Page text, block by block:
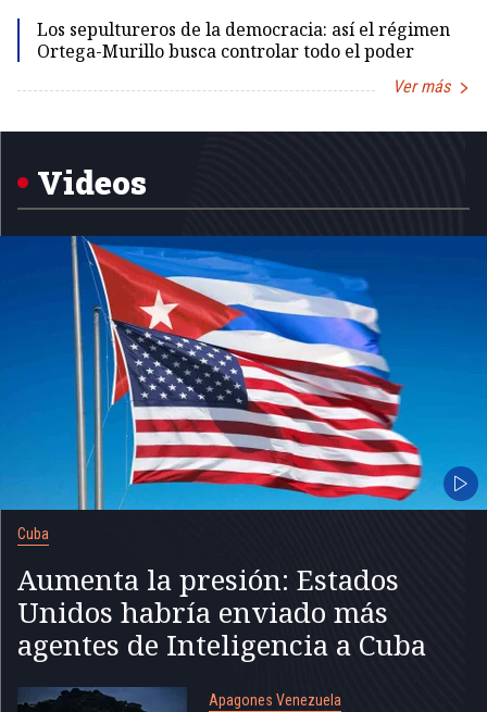
Los sepultureros de la democracia: así el régimen
Ortega-Murillo busca controlar todo el poder
Ver más
1
Videos
Cuba
Aumenta la presión: Estados
Unidos habría enviado más
agentes de Inteligencia a Cuba
Apagones Venezuela